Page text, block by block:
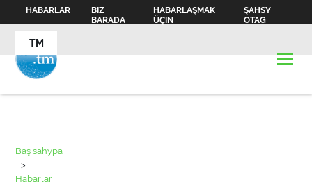
HABARLAR
BIZ
BARADA
HABARLAŞMAK
ÜÇIN
ŞAHSY
OTAG
TM
Baş sahypa
>
Habarlar